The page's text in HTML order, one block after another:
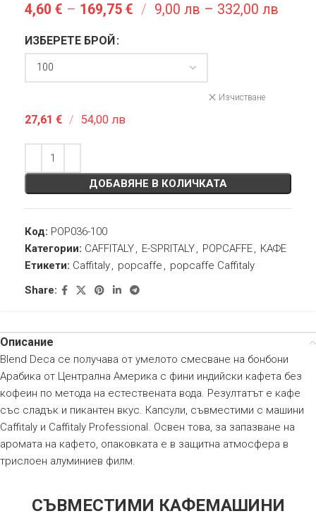
4,60 € – 169,75 € / 9,00 лв – 332,00 лв
ИЗБЕРЕТЕ БРОЙ
Изчистване
27,61 € / 54,00 лв
ДОБАВЯНЕ В КОЛИЧКАТА
Код: POP036-100
Категории: CAFFITALY, E-SPRITALY, POPCAFFE, КАФЕ
Етикети: Caffitaly, popcaffe , popcaffe Caffitaly
Share:
Описание
Blend Deca се получава от умелото смесване на бонбони
Арабика от Централна Америка с фини индийски кафета без
кофеин по метода на естествената вода. Резултатът е кафе
със сладък и пикантен вкус. Капсули, съвместими с машини
Caffitaly и Caffitaly Professional. Освен това, за запазване на
аромата на кафето, опаковката е в защитна атмосфера в
трислоен алуминиев филм.
СЪВМЕСТИМИ КАФЕМАШИНИ